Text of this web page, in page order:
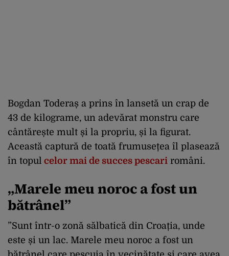
Bogdan Toderaș a prins în lansetă un crap de
43 de kilograme, un adevărat monstru care
cântărește mult și la propriu, și la figurat.
Această captură de toată frumusețea îl plasează
în topul celor mai de succes pescari români.
„Marele meu noroc a fost un
bătrânel”
”Sunt într-o zonă sălbatică din Croația, unde
este și un lac. Marele meu noroc a fost un